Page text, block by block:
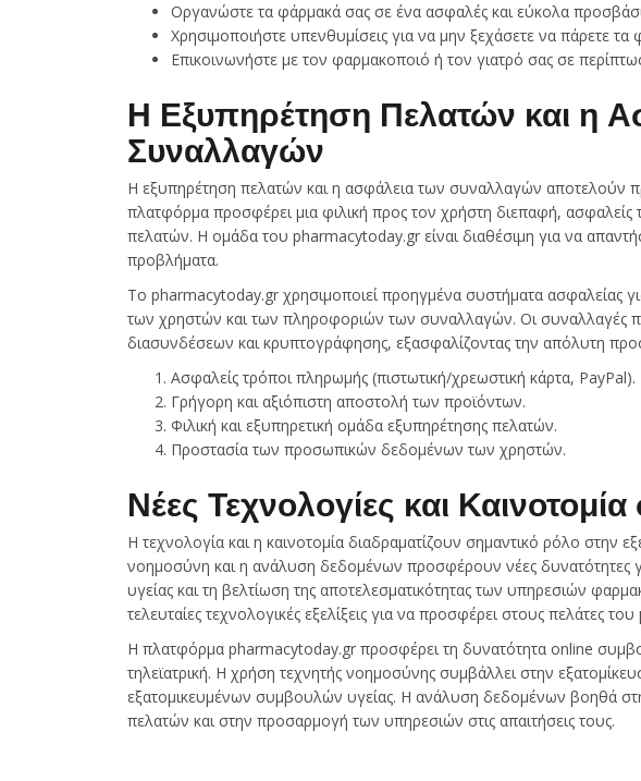
Οργανώστε τα φάρμακά σας σε ένα ασφαλές και εύκολα
Χρησιμοποιήστε υπενθυμίσεις για να μην ξεχάσετε να πάρετε τα
Επικοινωνήστε με τον φαρμακοποιό ή τον γιατρό σας σε
Η Εξυπηρέτηση Πελατών και η
Συναλλαγών
Η εξυπηρέτηση πελατών και η ασφάλεια των συναλλαγών αποτελούν
πλατφόρμα προσφέρει μια φιλική προς τον χρήστη διεπαφή,
πελατών. Η ομάδα του pharmacytoday.gr είναι διαθέσιμη για να
προβλήματα.
Το pharmacytoday.gr χρησιμοποιεί προηγμένα συστήματα ασφαλείας
των χρηστών και των πληροφοριών των συναλλαγών. Οι συναλλαγές
διασυνδέσεων και κρυπτογράφησης, εξασφαλίζοντας την απόλυτη
Ασφαλείς τρόποι πληρωμής (πιστωτική/χρεωστική κάρτα, PayPal).
Γρήγορη και αξιόπιστη αποστολή των προϊόντων.
Φιλική και εξυπηρετική ομάδα εξυπηρέτησης πελατών.
Προστασία των προσωπικών δεδομένων των χρηστών.
Νέες Τεχνολογίες και
Η τεχνολογία και η καινοτομία διαδραματίζουν σημαντικό ρόλο στην
νοημοσύνη και η ανάλυση δεδομένων προσφέρουν νέες δυνατότητες
υγείας και τη βελτίωση της αποτελεσματικότητας των υπηρεσιών
τελευταίες τεχνολογικές εξελίξεις για να προσφέρει στους πελάτες
Η πλατφόρμα pharmacytoday.gr προσφέρει τη δυνατότητα online
τηλεϊατρική. Η χρήση τεχνητής νοημοσύνης συμβάλλει στην
εξατομικευμένων συμβουλών υγείας. Η ανάλυση δεδομένων βοηθά
πελατών και στην προσαρμογή των υπηρεσιών στις απαιτήσεις τους.